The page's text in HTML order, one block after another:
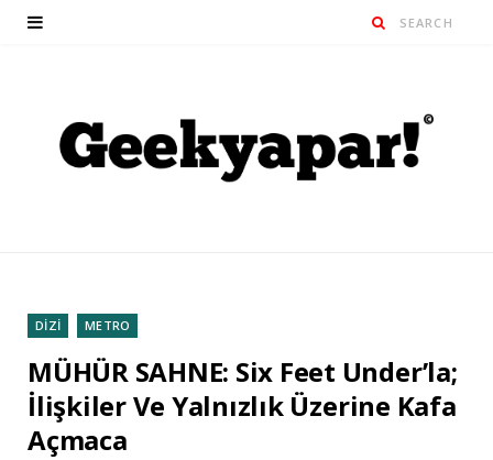
DİZİ METRO
MÜHÜR SAHNE: Six Feet Under’la;
İlişkiler Ve Yalnızlık Üzerine Kafa
Açmaca